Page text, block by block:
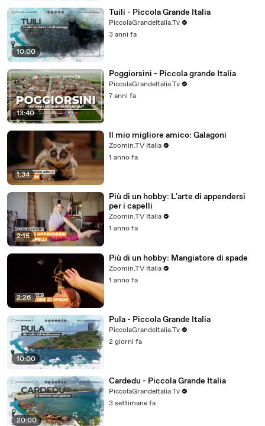
10:00
Tuili - Piccola Grande Italia
PiccolaGrandeItalia.Tv
3 anni fa
13:40
Poggiorsini - Piccola grande Italia
PiccolaGrandeItalia.Tv
7 anni fa
1:34
Il mio migliore amico: Galagoni
Zoomin.TV Italia
1 anno fa
2:15
Più di un hobby: L'arte di appendersi
per i capelli
Zoomin.TV Italia
1 anno fa
2:26
Più di un hobby: Mangiatore di spade
Zoomin.TV Italia
1 anno fa
10:00
Pula - Piccola Grande Italia
PiccolaGrandeItalia.Tv
2 giorni fa
20:00
Cardedu - Piccola Grande Italia
PiccolaGrandeItalia.Tv
3 settimane fa